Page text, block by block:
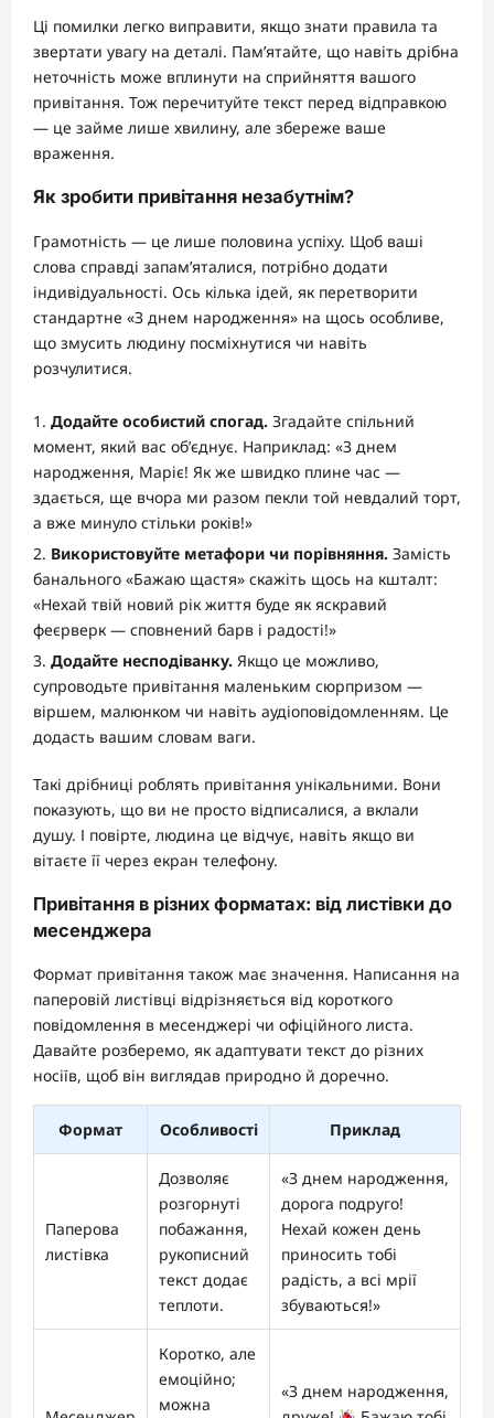
Ці помилки легко виправити, якщо знати правила та
звертати увагу на деталі. Пам’ятайте, що навіть дрібна
неточність може вплинути на сприйняття вашого
привітання. Тож перечитуйте текст перед відправкою
— це займе лише хвилину, але збереже ваше
враження.
Як зробити привітання незабутнім?
Грамотність — це лише половина успіху. Щоб ваші
слова справді запам’яталися, потрібно додати
індивідуальності. Ось кілька ідей, як перетворити
стандартне «З днем народження» на щось особливе,
що змусить людину посміхнутися чи навіть
розчулитися.
Додайте особистий спогад. Згадайте спільний
момент, який вас об’єднує. Наприклад: «З днем
народження, Маріє! Як же швидко плине час —
здається, ще вчора ми разом пекли той невдалий торт,
а вже минуло стільки років!»
Використовуйте метафори чи порівняння. Замість
банального «Бажаю щастя» скажіть щось на кшталт:
«Нехай твій новий рік життя буде як яскравий
феєрверк — сповнений барв і радості!»
Додайте несподіванку. Якщо це можливо,
супроводьте привітання маленьким сюрпризом —
віршем, малюнком чи навіть аудіоповідомленням. Це
додасть вашим словам ваги.
Такі дрібниці роблять привітання унікальними. Вони
показують, що ви не просто відписалися, а вклали
душу. І повірте, людина це відчує, навіть якщо ви
вітаєте її через екран телефону.
Привітання в різних форматах: від листівки до
месенджера
Формат привітання також має значення. Написання на
паперовій листівці відрізняється від короткого
повідомлення в месенджері чи офіційного листа.
Давайте розберемо, як адаптувати текст до різних
носіїв, щоб він виглядав природно й доречно.
Формат Особливості Приклад
Паперова
листівка
Дозволяє
розгорнуті
побажання,
рукописний
текст додає
теплоти.
«З днем народження,
дорога подруго!
Нехай кожен день
приносить тобі
радість, а всі мрії
збуваються!»
Коротко, але
емоційно;
можна
«З днем народження,